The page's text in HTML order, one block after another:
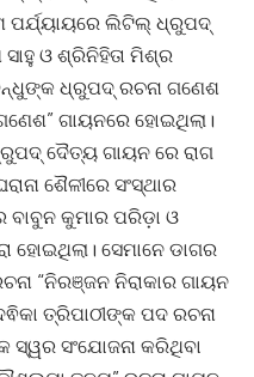
ପର୍ଯ୍ୟାୟରେ ଲିଟିଲ୍ ଧ୍ରୁପଦ୍
ଓ ଶ୍ରିନିହିତା ମିଶ୍ର
ଧ୍ରୁପଦ୍ ରଚନା ଗଣେଶ
ଗାୟନରେ ହୋଇଥିଲା।
ଦୈତ୍ୟ ଗାୟନ ରେ ରାଗ
ଶୈଳୀରେ ସଂସ୍ଥାର
କୁମାର ପରିଡ଼ା ଓ
ହୋଇଥିଲା। ସେମାନେ ଡାଗର
“ନିରଞ୍ଜନ ନିରାକାର ଗାୟନ
ତ୍ରିପାଠୀଙ୍କ ପଦ ରଚନା
ସଂଯୋଜନା କରିଥିବା